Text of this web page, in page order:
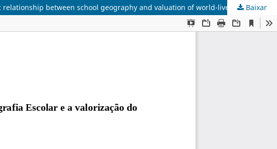
between school geography and valuation of world-lived Baixar